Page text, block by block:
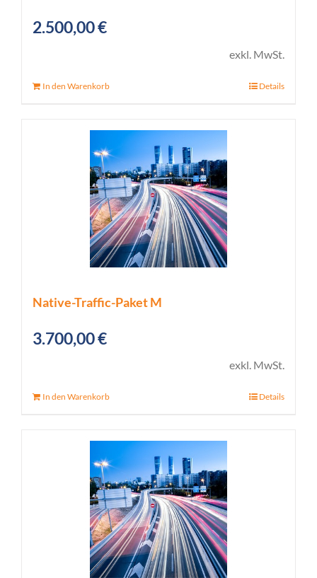
2.500,00€
exkl. MwSt.
In den Warenkorb Details
Native-Traffic-Paket M
3.700,00€
exkl. MwSt.
In den Warenkorb Details